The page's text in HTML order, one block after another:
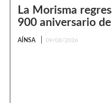
La Morisma
900 aniversario
AÍNSA 09/08/2026